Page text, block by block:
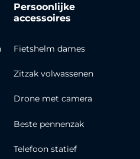
Persoonlijke
accessoires
Fietshelm dames
Zitzak volwassenen
Drone met camera
Beste pennenzak
Telefoon statief